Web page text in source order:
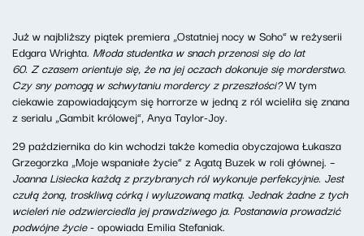
Już w najbliższy piątek premiera „Ostatniej nocy w Soho” w reżyserii
Edgara Wrighta. Młoda studentka w snach przenosi się do lat
60. Z czasem orientuje się, że na jej oczach dokonuje się morderstwo.
Czy sny pomogą w schwytaniu mordercy z przeszłości?W tym
ciekawie zapowiadającym się horrorze w jedną z ról wcieliła się znana
z serialu „Gambit królowej”, Anya Taylor-Joy.
29 października do kin wchodzi także komedia obyczajowa Łukasza
Grzegorzka „Moje wspaniałe życie” z Agatą Buzek w roli głównej. –
Joanna Lisiecka każdą z przybranych ról wykonuje perfekcyjnie. Jest
czułą żoną, troskliwą córką i wyluzowaną matką. Jednak żadne z tych
wcieleń nie odzwierciedla jej prawdziwego ja. Postanawia prowadzić
podwójne życie- opowiada Emilia Stefaniak.